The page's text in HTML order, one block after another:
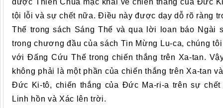
được Thiên Chúa mạc khải về chiến thắng của Đức
tội lỗi và sự chết nữa. Điều này được dạy dỗ rõ ràng
Thế trong sách Sáng Thế và qua lời loan báo
trong chương đầu của sách Tin Mừng Lu-ca, chúng
với Đấng Cứu Thế trong chiến thắng trên Xa-tan.
không phải là một phần của chiến thắng trên Xa-tan
Đức Ki-tô, chiến thắng của Đức Ma-ri-a trên sự
Linh hồn và Xác lên trời.